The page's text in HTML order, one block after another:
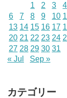
1
2 3 4
6
7 8 9 10
13 14 15 16 17
20 21 22 23 24
27 28 29 30 31
« Jul
Sep »
カテゴリー